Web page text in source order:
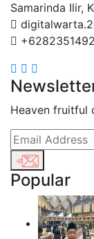
Samarinda Ilir,
Heaven fruitful
Popular